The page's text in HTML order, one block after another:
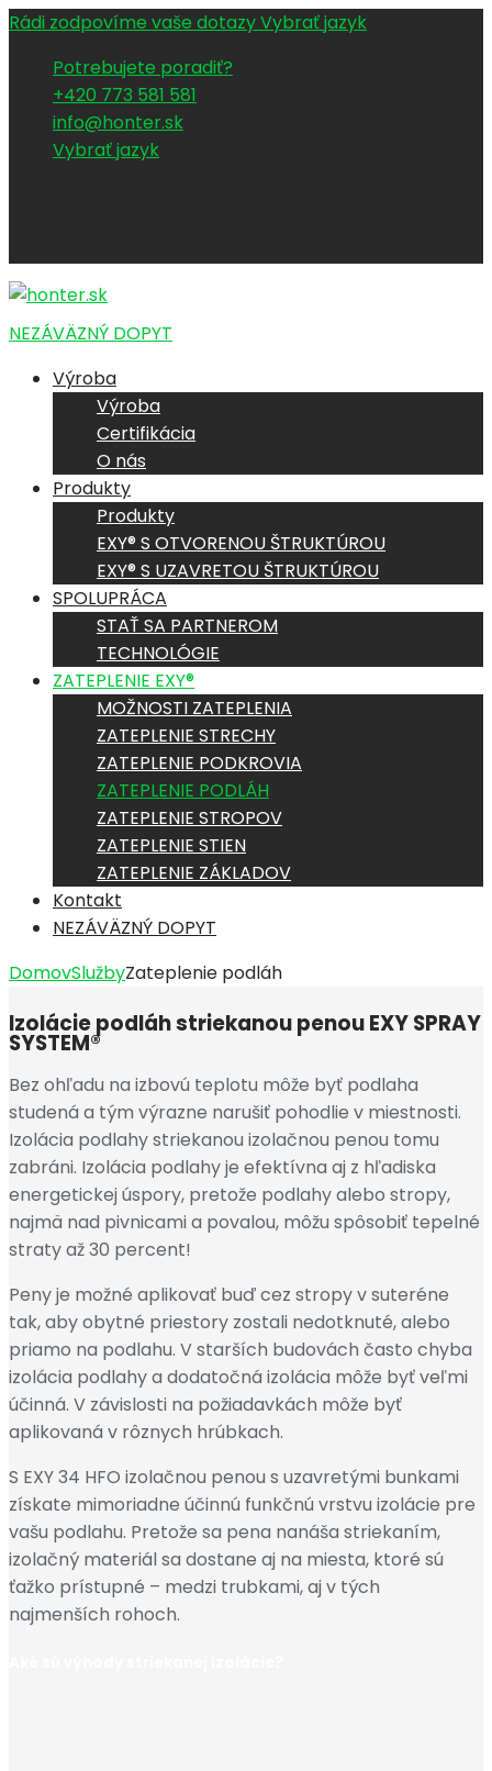
Rádi zodpovíme vaše dotazyVybrať jazyk
Potrebujete poradiť?
+420 773 581 581
info@honter.sk
Vybrať jazyk
NEZÁVÄZNÝ DOPYT
Výroba
Výroba
Certifikácia
O nás
Produkty
Produkty
EXY® S OTVORENOU ŠTRUKTÚROU
EXY® S UZAVRETOU ŠTRUKTÚROU
SPOLUPRÁCA
STAŤ SA PARTNEROM
TECHNOLÓGIE
ZATEPLENIE EXY®
MOŽNOSTI ZATEPLENIA
ZATEPLENIE STRECHY
ZATEPLENIE PODKROVIA
ZATEPLENIE PODLÁH
ZATEPLENIE STROPOV
ZATEPLENIE STIEN
ZATEPLENIE ZÁKLADOV
Kontakt
NEZÁVÄZNÝ DOPYT
DomovSlužbyZateplenie podláh
Izolácie podláh striekanou penou EXY SPRAY
SYSTEM®
Bez ohľadu na izbovú teplotu môže byť podlaha
studená a tým výrazne narušiť pohodlie v miestnosti.
Izolácia podlahy striekanou izolačnou penou tomu
zabráni. Izolácia podlahy je efektívna aj z hľadiska
energetickej úspory, pretože podlahy alebo stropy,
najmä nad pivnicami a povalou, môžu spôsobiť tepelné
straty až 30 percent!
Peny je možné aplikovať buď cez stropy v suteréne
tak, aby obytné priestory zostali nedotknuté, alebo
priamo na podlahu. V starších budovách často chyba
izolácia podlahy a dodatočná izolácia môže byť veľmi
účinná. V závislosti na požiadavkách môže byť
aplikovaná v rôznych hrúbkach.
S EXY 34 HFO izolačnou penou s uzavretými bunkami
získate mimoriadne účinnú funkčnú vrstvu izolácie pre
vašu podlahu. Pretože sa pena nanáša striekaním,
izolačný materiál sa dostane aj na miesta, ktoré sú
ťažko prístupné – medzi trubkami, aj v tých
najmenších rohoch.